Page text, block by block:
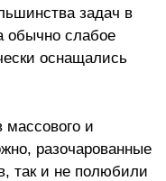
задач в
обычно слабое
оснащались
массового и
разочарованные
так и не полюбили